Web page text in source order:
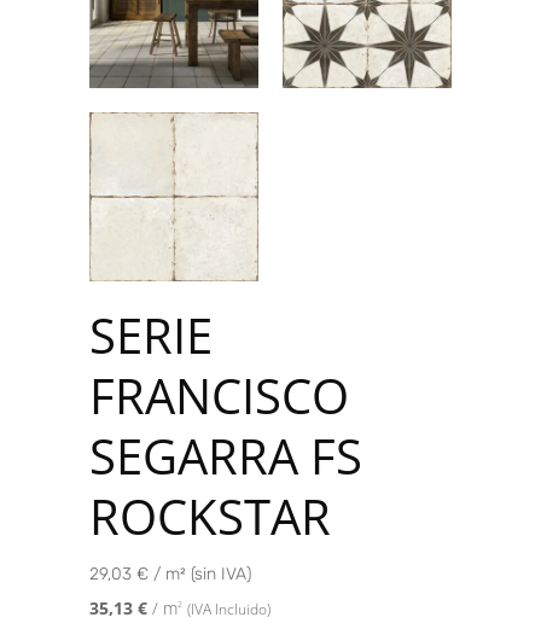
SERIE
FRANCISCO
SEGARRA FS
ROCKSTAR
29,03 € / m² (sin IVA)
35,13 € / m2 (IVA Incluido)